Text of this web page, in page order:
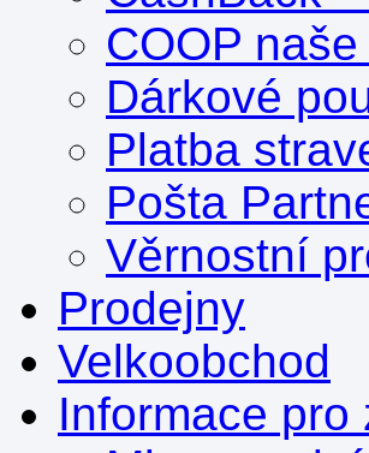
COOP
Dárkové
Platba
Pošta
Věrnostní
Prodejny
Velkoobchod
Informace pro